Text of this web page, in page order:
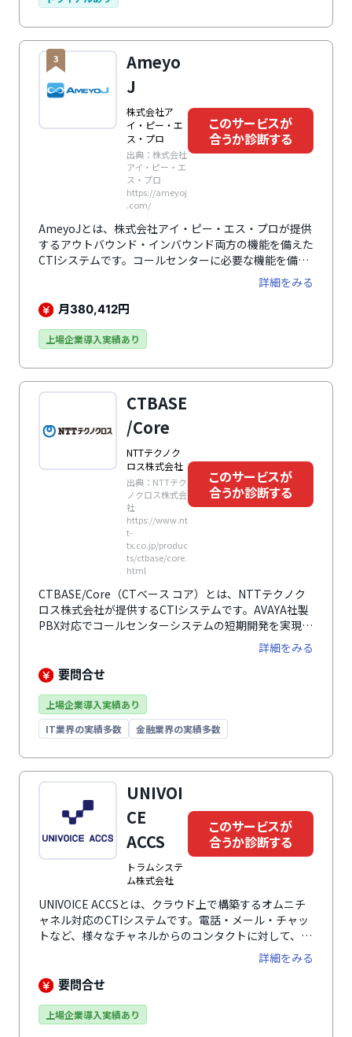
様々なWebサービスと連携、ビデオ通話、リアルタイ
ムでの営業状況確認なども利用可能でテレワークにも最
適。端末紛失時にはログインキックアウトできセキュリ
ティ対策も万全です。
3
Ameyo
J
株式会社ア
イ・ピー・エ
ス・プロ
出典：株式会社
アイ・ピー・エ
ス・プロ
https://ameyoj
.com/
このサービスが
合うか診断する
AmeyoJとは、株式会社アイ・ピー・エス・プロが提供
するアウトバウンド・インバウンド両方の機能を備えた
CTIシステムです。コールセンターに必要な機能を備え
つつ、必要な機能をカスタマイズすることが可能です。
また、通話料金は「秒課金」を提供しているため、平均
30%、最大57%削減できます。株式会社アイ・ピー・
者の再販だけではなく総務省から認可を受けた自社回線
豊富な営業担当が相談に対応できるところも大きな特徴
です。データセンターからCTI、電話回線を提供するこ
とで万が一のトラブル発生時も窓口1つで対応が可能な
ため、迅速な対応が評価されています。最低10席から
最大1,500席までの小規模から大規模にまで対応しま
す。業務効率改善と売上高向上を同時に実現し、伴走し
ます。
詳細をみる
月380,412円
上場企業導入実績あり
CTBASE
/Core
NTTテクノク
ロス株式会社
出典：NTTテク
ノクロス株式会
社
https://www.nt
t-
tx.co.jp/produc
ts/ctbase/core.
html
このサービスが
合うか診断する
CTBASE/Core（CTベース コア）とは、NTTテクノク
ロス株式会社が提供するCTIシステムです。AVAYA社製
PBX対応でコールセンターシステムの短期開発を実現し
ます。エージェントの状態取得、転送先ACDグループリ
スト、エージェントリストの取得、ACDグループの状態
取得（Loginエージェント数、AvaiIableエージェント
保護機能など豊富な機能を標準搭載。短期間でCTI連携
アプリケーション（ソフトフォンなど）の開発が可能と
なるAPIを提供など、高度なノウハウをもつNTTテクノ
など様々なアプリケーションとの連携を行いエンド・ツ
ー・エンドのサポートをワンストップで提供します。
詳細をみる
要問合せ
上場企業導入実績あり
IT業界の実績多数
金融業界の実績多数
UNIVOI
CE
ACCS
トラムシステ
ム株式会社
このサービスが
合うか診断する
UNIVOICE ACCSとは、クラウド上で構築するオムニチ
ャネル対応のCTIシステムです。電話・メール・チャッ
トなど、様々なチャネルからのコンタクトに対して、共
通のユーザーインターフェースを用いて対応することが
可能です。全チャネルの顧客情報やコンタクト履歴を一
元管理できるため、様々なチャネルからのコンタクトに
ます。また、電話交換（PBX）機能がクラウド上で利用
詳細をみる
要問合せ
上場企業導入実績あり